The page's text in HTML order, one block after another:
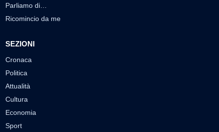
Parliamo di…
Ricomincio da me
SEZIONI
Cronaca
Politica
Attualità
Cultura
Economia
Sport